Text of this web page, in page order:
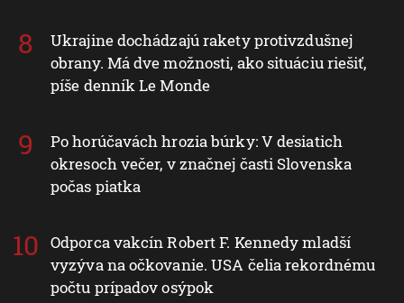
Ukrajine dochádzajú rakety protivzdušnej
obrany. Má dve možnosti, ako situáciu riešiť,
píše denník Le Monde
Po horúčavách hrozia búrky: V desiatich
okresoch večer, v značnej časti Slovenska
počas piatka
Odporca vakcín Robert F. Kennedy mladší
vyzýva na očkovanie. USA čelia rekordnému
počtu prípadov osýpok